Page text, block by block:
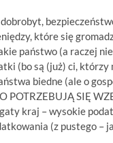
które się
państwo (a raczej
(bo są (już) ci,
biedne (ale o
POTRZEBUJĄ SIĘ
kraj – wysokie
(z pustego –